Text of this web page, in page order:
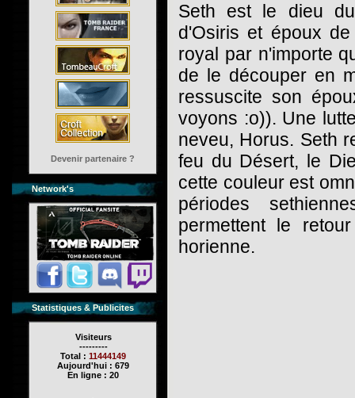
Devenir partenaire ?
Network's
Statistiques & Publicites
Visiteurs
---------
Total : 11444149
Aujourd'hui : 679
En ligne : 20
Seth est le dieu
d'Osiris et époux
royal par n'importe
de le découper en
ressuscite son
voyons :o)). Une
neveu, Horus. Seth
feu du Désert, le
cette couleur est
périodes
permettent le
horienne.